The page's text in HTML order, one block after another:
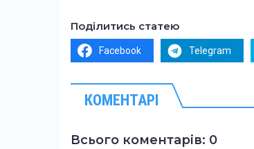
Поділитись статею
Facebook Telegram
КОМЕНТАРІ
Всього коментарів: 0